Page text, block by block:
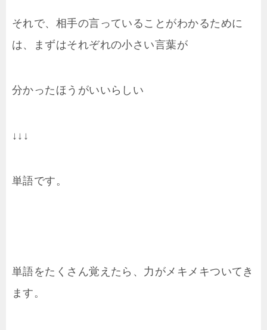
それで、相手の言っていることがわかるために
は、まずはそれぞれの小さい言葉が
分かったほうがいいらしい
↓↓↓
単語です。
単語をたくさん覚えたら、力がメキメキついてき
ます。